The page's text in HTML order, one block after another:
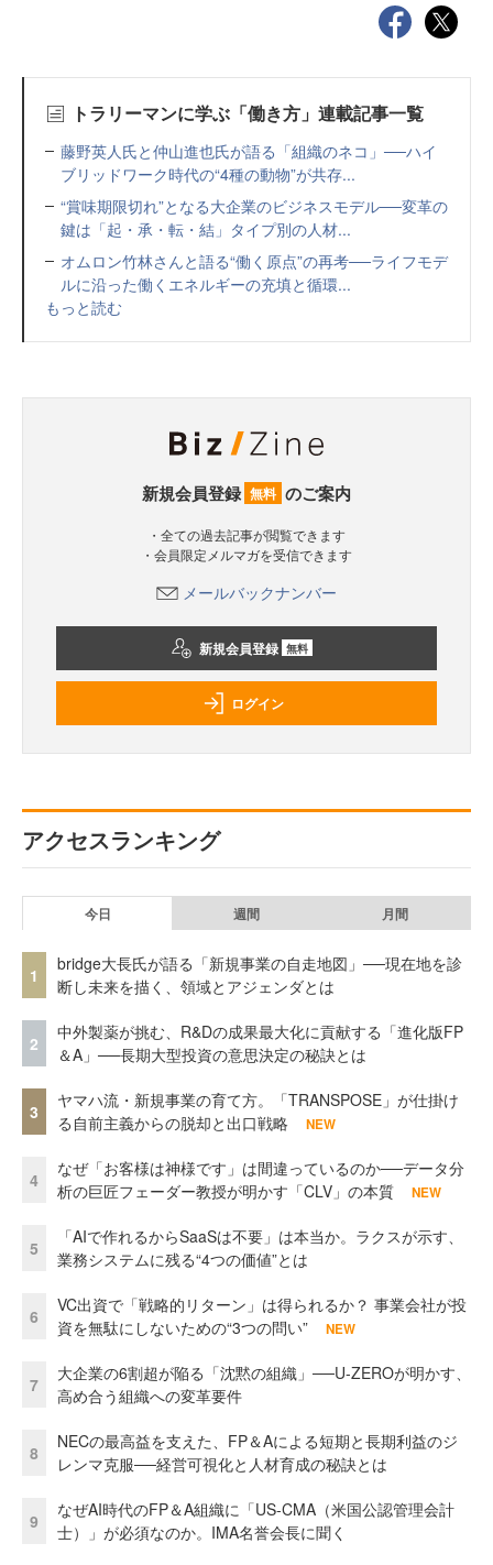
トラリーマンに学ぶ「働き方」連載記事一覧
藤野英人氏と仲山進也氏が語る「組織のネコ」──ハイ
ブリッドワーク時代の“4種の動物”が共存...
“賞味期限切れ”となる大企業のビジネスモデル──変革の
鍵は「起・承・転・結」タイプ別の人材...
オムロン竹林さんと語る“働く原点”の再考──ライフモデ
ルに沿った働くエネルギーの充填と循環...
もっと読む
新規会員登録 無料 のご案内
・全ての過去記事が閲覧できます
・会員限定メルマガを受信できます
メールバックナンバー
新規会員登録 無料
ログイン
アクセスランキング
今日 週間 月間
1
bridge大長氏が語る「新規事業の自走地図」──現在地を診
断し未来を描く、領域とアジェンダとは
2
中外製薬が挑む、R&Dの成果最大化に貢献する「進化版FP
＆A」──長期大型投資の意思決定の秘訣とは
3
ヤマハ流・新規事業の育て方。「TRANSPOSE」が仕掛け
る自前主義からの脱却と出口戦略
NEW
4
なぜ「お客様は神様です」は間違っているのか──データ分
析の巨匠フェーダー教授が明かす「CLV」の本質
NEW
5
「AIで作れるからSaaSは不要」は本当か。ラクスが示す、
業務システムに残る“4つの価値”とは
6
VC出資で「戦略的リターン」は得られるか？ 事業会社が投
資を無駄にしないための“3つの問い”
NEW
7
大企業の6割超が陥る「沈黙の組織」──U-ZEROが明かす、
高め合う組織への変革要件
8
NECの最高益を支えた、FP＆Aによる短期と長期利益のジ
レンマ克服──経営可視化と人材育成の秘訣とは
9
なぜAI時代のFP＆A組織に「US-CMA（米国公認管理会計
士）」が必須なのか。IMA名誉会長に聞く